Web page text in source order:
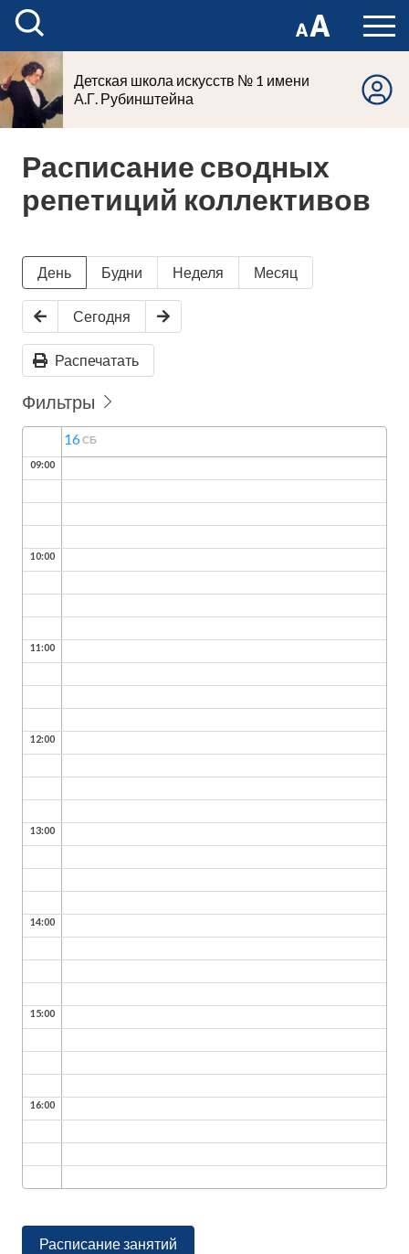
Детская школа искусств № 1 имени
А.Г. Рубинштейна
Расписание сводных
репетиций коллективов
День Будни Неделя Месяц
Сегодня
Распечатать
Фильтры
16СБ
09:00
10:00
11:00
12:00
13:00
14:00
15:00
16:00
Расписание занятий